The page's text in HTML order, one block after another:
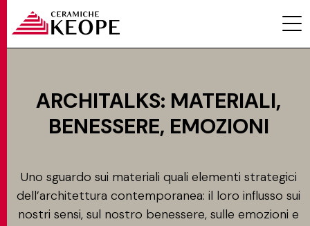
PROGETTI
ARCHITALKS: MATERIALI,
BENESSERE, EMOZIONI
Uno sguardo sui materiali quali elementi strategici
dell’architettura contemporanea: il loro influsso sui
nostri sensi, sul nostro benessere, sulle emozioni e